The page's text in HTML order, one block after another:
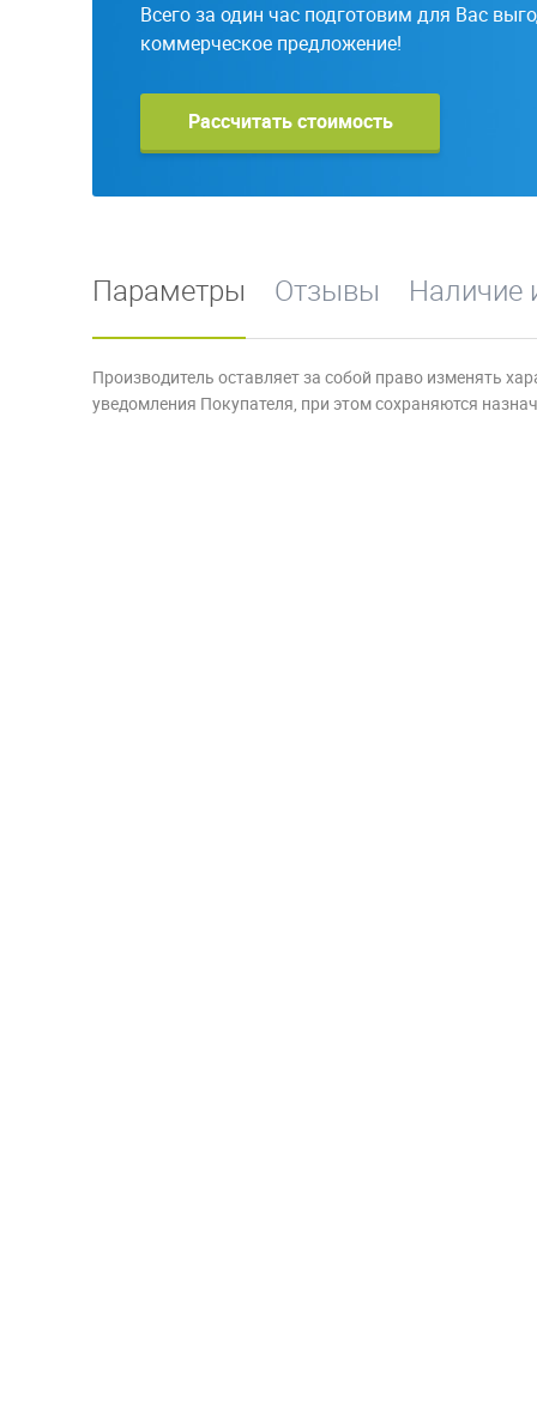
Всего за один час подготовим для Вас
коммерческое предложение!
Рассчитать стоимость
Параметры Отзывы Наличие
Производитель оставляет за собой право изменять
уведомления Покупателя, при этом сохраняются